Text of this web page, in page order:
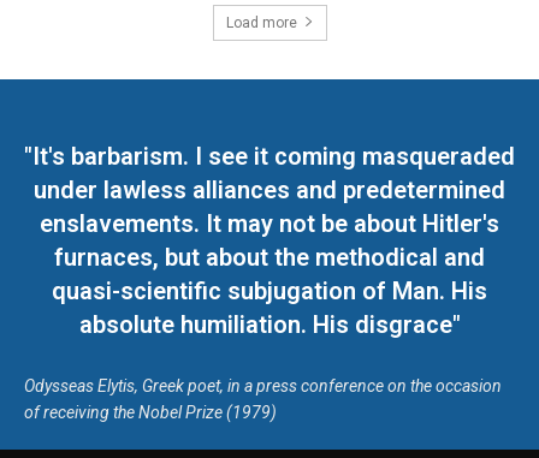
Load more
"It's barbarism. I see it coming masqueraded
under lawless alliances and predetermined
enslavements. It may not be about Hitler's
furnaces, but about the methodical and
quasi-scientific subjugation of Man. His
absolute humiliation. His disgrace"
Odysseas Elytis, Greek poet, in a press conference on the occasion
of receiving the Nobel Prize (1979)